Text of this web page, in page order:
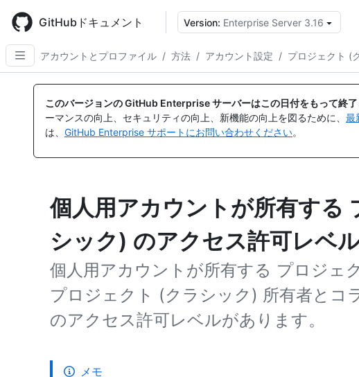
main
content
GitHubドキュメント Version: Enterprise Server 3.16
アカウントとプロファイル / 方法 / アカウント設定 / プロジェクト (
このバージョンの GitHub Enterprise サーバーはこの日付をもって終
ーマンスの向上、セキュリティの向上、新機能の向上を図るために、 最
は、 GitHub Enterprise サポートにお問い合わせください。
個人用アカウントが所有する
シック) のアクセス許可レベ
個人用アカウントが所有する プロジェ
プロジェクト (クラシック) 所有者とコ
のアクセス許可レベルがあります。
メモ